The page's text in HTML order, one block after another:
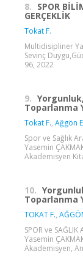
8. SPOR
GERÇEKLİK
Tokat F.
Multidisipliner
Sevinç
96, 2022
9.
Toparlanma
Tokat F., Ağgön
Spor ve Sağlık
Yasemin
Akademisyen
10.
Toparlanma
TOKAT F.,
SPOR ve
Yasemin
Akademisyen,